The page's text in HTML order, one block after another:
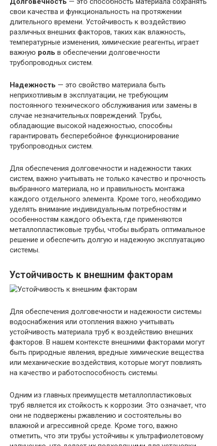
свои качества и функциональность на протяжении
длительного времени. Устойчивость к воздействию
различных внешних факторов, таких как влажность,
температурные изменения, химические реагенты, играет
важную роль в обеспечении долговечности
трубопроводных систем.
Надежность — это свойство материала быть
неприхотливым в эксплуатации, не требующим
постоянного технического обслуживания или замены в
случае незначительных повреждений. Трубы,
обладающие высокой надежностью, способны
гарантировать бесперебойное функционирование
трубопроводных систем.
Для обеспечения долговечности и надежности таких
систем, важно учитывать не только качество и прочность
выбранного материала, но и правильность монтажа
каждого отдельного элемента. Кроме того, необходимо
уделять внимание индивидуальным потребностям и
особенностям каждого объекта, где применяются
металлопластиковые трубы, чтобы выбрать оптимальное
решение и обеспечить долгую и надежную эксплуатацию
системы.
Устойчивость к внешним факторам
Для обеспечения долговечности и надежности системы
водоснабжения или отопления важно учитывать
устойчивость материала труб к воздействию внешних
факторов. В нашем контексте внешними факторами могут
быть природные явления, вредные химические вещества
или механические воздействия, которые могут повлиять
на качество и работоспособность системы.
Одним из главных преимуществ металлопластиковых
труб является их стойкость к коррозии. Это означает, что
они не подвержены ржавлению и состоятельны во
влажной и агрессивной среде. Кроме того, важно
отметить, что эти трубы устойчивы к ультрафиолетовому